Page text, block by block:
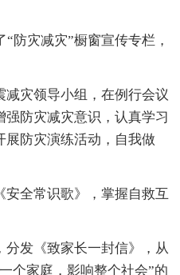
防灾减灾”橱窗宣传专栏，
减灾领导小组，在例行会议
防灾减灾意识，认真学习
展防灾演练活动，自我做
安全常识歌》，掌握自救互
分发《致家长一封信》，从
个家庭，影响整个社会”的